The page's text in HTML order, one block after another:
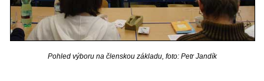
Pohled výboru na členskou základu, foto: Petr Jandík